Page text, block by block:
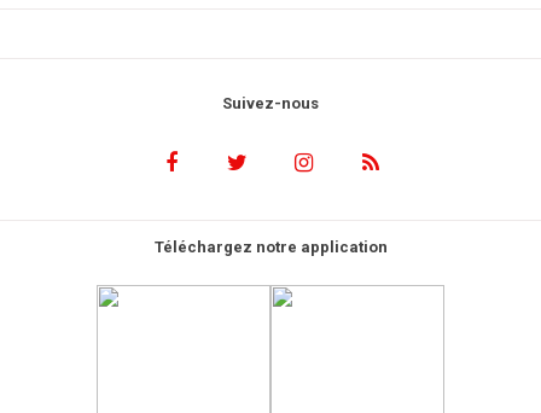
Suivez-nous
Téléchargez notre application